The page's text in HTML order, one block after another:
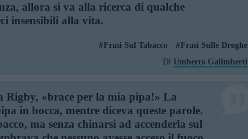
allora si va alla ricerca di qualche
insensibili alla vita.
Frasi Sul Tabacco
Frasi Sulle Droghe
Di Umberto Galimberti
Rigby, «brace per la mia pipa!» La
in bocca, mentre diceva queste pa­role.
ma senza chinarsi ad accenderla sul